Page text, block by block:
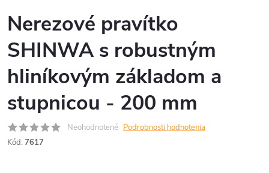
Nerezové pravítko
SHINWA s robustným
hliníkovým základom a
stupnicou - 200 mm
Neohodnotené Podrobnosti hodnotenia
Kód: 7617